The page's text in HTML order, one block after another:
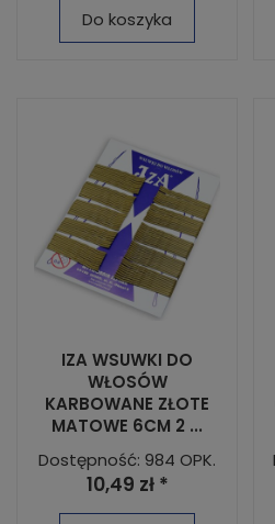
Do koszyka
IZA WSUWKI DO
WŁOSÓW
KARBOWANE ZŁOTE
MATOWE 6CM 2 ...
Dostępność: 984 OPK.
10,49 zł *